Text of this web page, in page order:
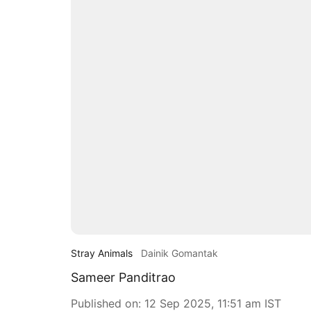
Stray Animals Dainik Gomantak
Sameer Panditrao
Published on: 12 Sep 2025, 11:51 am IST